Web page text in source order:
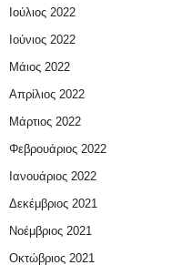
Ιούλιος 2022
Ιούνιος 2022
Μάιος 2022
Απρίλιος 2022
Μάρτιος 2022
Φεβρουάριος 2022
Ιανουάριος 2022
Δεκέμβριος 2021
Νοέμβριος 2021
Οκτώβριος 2021